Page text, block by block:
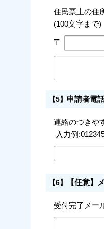
住民票上の住
(100文字まで)
〒
【5】 申請者電
連絡のつきや
入力例
【6】 【任意】
受付完了メー